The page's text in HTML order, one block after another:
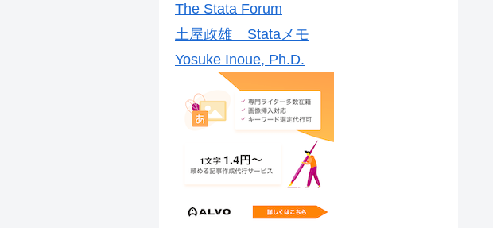
The Stata Forum
土屋政雄 ｰ Stataメモ
Yosuke Inoue, Ph.D.